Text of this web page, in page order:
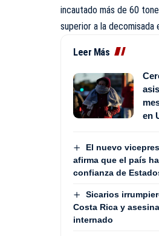
incautado más de 60
superior a la decomisada
Leer Más
en
El nuevo
afirma que el país
confianza de
Sicarios
Costa Rica y
internado